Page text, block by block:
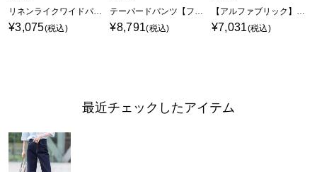
リネンライクワイドパンツ【セットアップ対応】
¥3,075(税込)
テーパードパンツ【ファーストライン】
¥8,791(税込)
【アルファブリック】ワイドパンツ
¥7,031(税込)
最近チェックしたアイテム